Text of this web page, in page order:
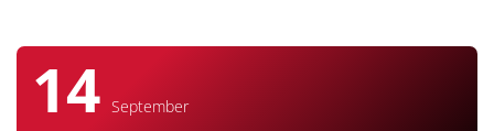
14 September